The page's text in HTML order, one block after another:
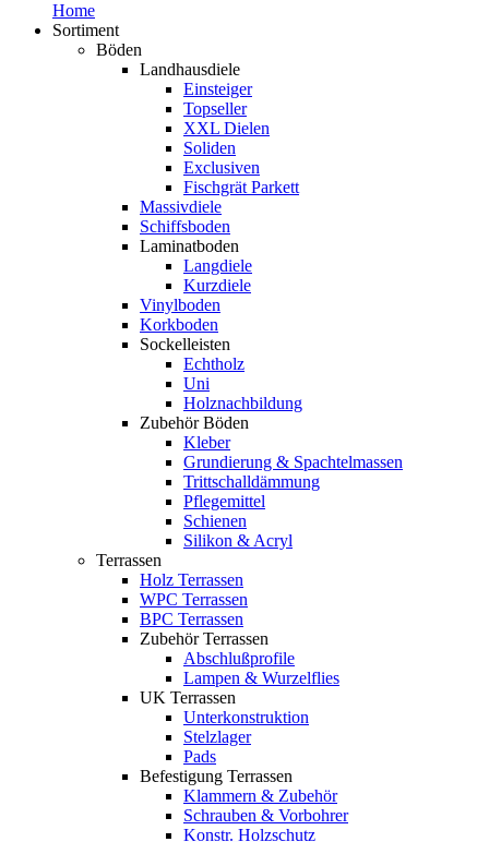
Home
Sortiment
Böden
Landhausdiele
Einsteiger
Topseller
XXL Dielen
Soliden
Exclusiven
Fischgrät Parkett
Massivdiele
Schiffsboden
Laminatboden
Langdiele
Kurzdiele
Vinylboden
Korkboden
Sockelleisten
Echtholz
Uni
Holznachbildung
Zubehör Böden
Kleber
Grundierung & Spachtelmassen
Trittschalldämmung
Pflegemittel
Schienen
Silikon & Acryl
Terrassen
Holz Terrassen
WPC Terrassen
BPC Terrassen
Zubehör Terrassen
Abschlußprofile
Lampen & Wurzelflies
UK Terrassen
Unterkonstruktion
Stelzlager
Pads
Befestigung Terrassen
Klammern & Zubehör
Schrauben & Vorbohrer
Konstr. Holzschutz